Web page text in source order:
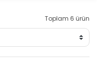
Toplam 6 ürün